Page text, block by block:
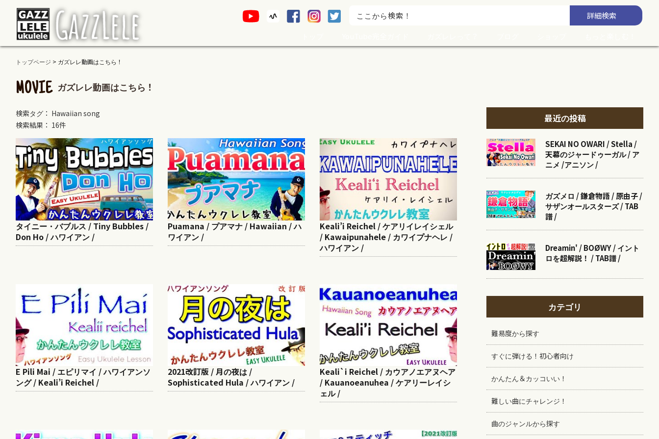
詳細検索
トップページ > ガズレレ動画はこちら！
MOVIE ガズレレ動画はこちら！
検索タグ： Hawaiian song
検索結果： 16件
タイニー・バブルス / Tiny Bubbles /
Don Ho / ハワイアン /
Puamana / プアマナ / Hawaiian / ハ
ワイアン /
Keali’i Reichel / ケアリイレイシェル
/ Kawaipunahele / カワイプナヘレ /
ハワイアン /
E Pili Mai / エピリマイ / ハワイアンソ
ング / Keali’i Reichel /
2021改訂版 / 月の夜は /
Sophisticated Hula / ハワイアン /
Keali`i Reichel / カウアノエアヌヘア
/ Kauanoeanuhea / ケアリーレイシ
ェル /
最近の投稿
SEKAI NO OWARI / Stella /
天幕のジャードゥーガル / ア
ニメ /アニソン /
ガズメロ / 鎌倉物語 / 原由子 /
サザンオールスターズ / TAB
譜 /
Dreamin' / BOØWY / イント
ロを超解説！ / TAB譜 /
カテゴリ
難易度から探す
すぐに弾ける！初心者向け
かんたん＆カッコいい！
難しい曲にチャレンジ！
曲のジャンルから探す